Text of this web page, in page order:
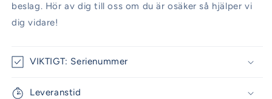
beslag. Hör av dig till oss om du är osäker så hjälper vi
dig vidare!
VIKTIGT: Serienummer
Leveranstid